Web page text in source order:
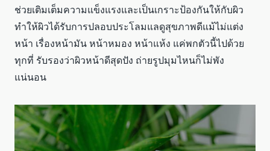
ช่วยเติมเต็มความแข็งแรงและเป็นเกราะป้องกันให้กับผิว
ทำให้ผิวได้รับการปลอบประโลมแลดูสุขภาพดีแม้ไม่แต่ง
หน้า เรื่องหน้ามัน หน้าหมอง หน้าแห้ง แค่พกตัวนี้ไปด้วย
ทุกที่ รับรองว่าผิวหน้าดีสุดปัง ถ่ายรูปมุมไหนก็ไม่พัง
แน่นอน